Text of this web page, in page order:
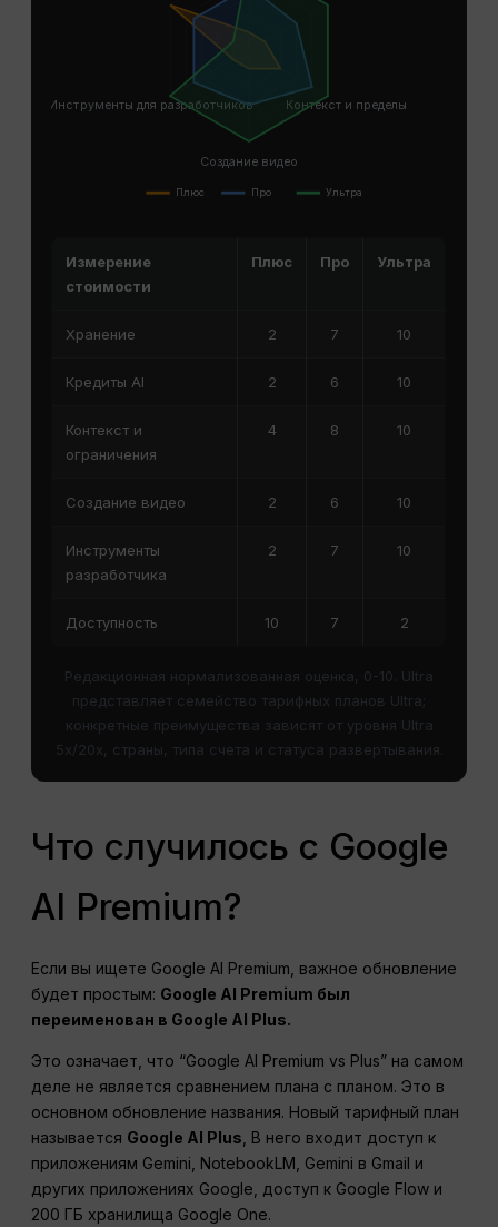
Контекст и пределы
Создание видео
Инструменты для разработчиков
Плюс Про Ультра
Измерение
стоимости
Плюс Про Ультра
Хранение 2 7 10
Кредиты AI 2 6 10
Контекст и
ограничения
4 8 10
Создание видео 2 6 10
Инструменты
разработчика
2 7 10
Доступность 10 7 2
Редакционная нормализованная оценка, 0-10. Ultra
представляет семейство тарифных планов Ultra;
конкретные преимущества зависят от уровня Ultra
5x/20x, страны, типа счета и статуса развертывания.
Что случилось с Google
AI Premium?
Если вы ищете Google AI Premium, важное обновление
будет простым: Google AI Premium был
переименован в Google AI Plus.
Это означает, что “Google AI Premium vs Plus” на самом
деле не является сравнением плана с планом. Это в
основном обновление названия. Новый тарифный план
называется Google AI Plus , В него входит доступ к
приложениям Gemini, NotebookLM, Gemini в Gmail и
других приложениях Google, доступ к Google Flow и
200 ГБ хранилища Google One.